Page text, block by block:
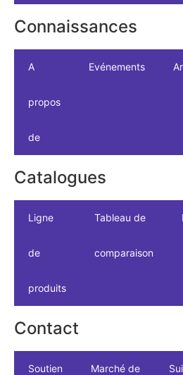
Connaissances
A
propos
de
Evénements
Catalogues
Ligne
de
produits
Tableau de
comparaison
Contact
Soutien Marché de